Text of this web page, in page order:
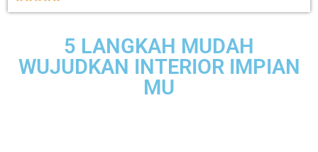
5 LANGKAH MUDAH
WUJUDKAN INTERIOR IMPIAN
MU